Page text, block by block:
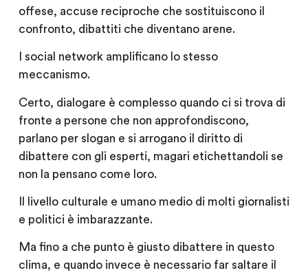
offese, accuse reciproche che sostituiscono il
confronto, dibattiti che diventano arene.
I social network amplificano lo stesso
meccanismo.
Certo, dialogare è complesso quando ci si trova di
fronte a persone che non approfondiscono,
parlano per slogan e si arrogano il diritto di
dibattere con gli esperti, magari etichettandoli se
non la pensano come loro.
Il livello culturale e umano medio di molti giornalisti
e politici è imbarazzante.
Ma fino a che punto è giusto dibattere in questo
clima, e quando invece è necessario far saltare il